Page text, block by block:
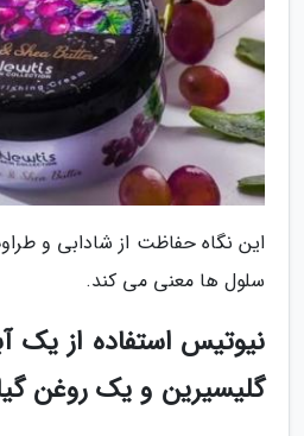
این نگاه حفاظت از شادابی و
سلول ها معنی می کند.
نیوتیس استفاده از یک
گلیسیرین و یک روغن